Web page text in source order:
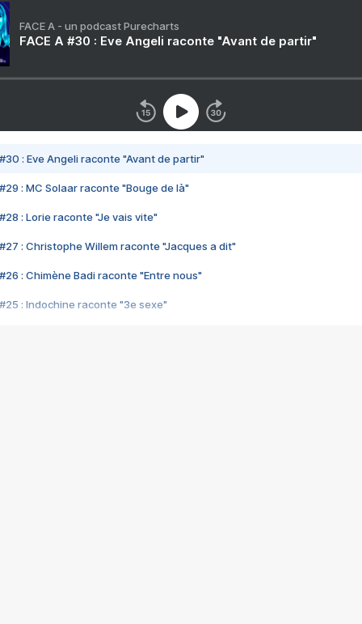
FACE A - un podcast Purecharts
FACE A #30 : Eve Angeli raconte "Avant de partir"
#30 : Eve Angeli raconte "Avant de partir"
#29 : MC Solaar raconte "Bouge de là"
#28 : Lorie raconte "Je vais vite"
#27 : Christophe Willem raconte "Jacques a dit"
#26 : Chimène Badi raconte "Entre nous"
#25 : Indochine raconte "3e sexe"